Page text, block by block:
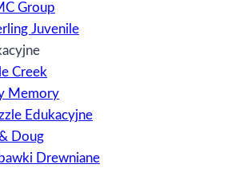
Group
Juvenile
Creek
Memory
Edukacyjne
Doug
Drewniane